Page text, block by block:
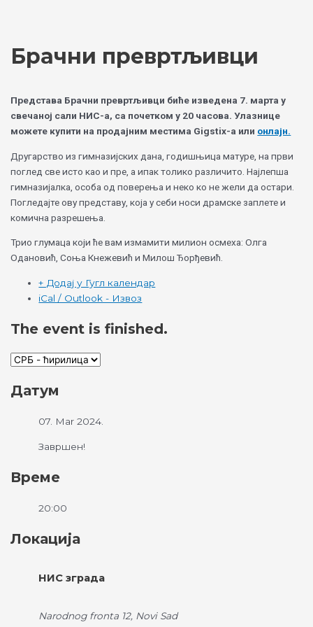
Брачни превртљивци
Представа Брачни превртљивци биће изведена 7. марта у
свечаној сали НИС-а, са почетком у 20 часова. Улазнице
можете купити на продајним местима Gigstix-a или онлајн.
Другарство из гимназијских дана, годишњица матуре, на први
поглед све исто као и пре, а ипак толико различито. Најлепша
гимназијалка, особа од поверења и неко ко не жели да остари.
Погледајте ову представу, која у себи носи драмске заплете и
комична разрешења.
Трио глумаца који ће вам измамити милион осмеха: Олга
Одановић, Соња Кнежевић и Милош Ђорђевић.
+ Додај у Гугл календар
iCal / Outlook - Извоз
The event is finished.
Датум
07. Mar 2024.
Завршен!
Време
20:00
Локација
НИС зграда
Narodnog fronta 12, Novi Sad